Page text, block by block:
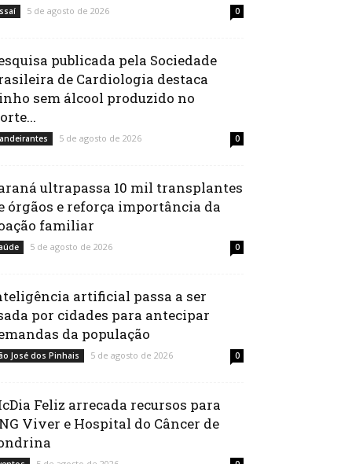
5 de agosto de 2026 0
publicada pela Sociedade
de Cardiologia destaca
sem álcool produzido no
5 de agosto de 2026 0
ultrapassa 10 mil transplantes
órgãos e reforça importância da
familiar
5 de agosto de 2026 0
artificial passa a ser
por cidades para antecipar
da população
José dos Pinhais 5 de agosto de 2026 0
Feliz arrecada recursos para
Viver e Hospital do Câncer de